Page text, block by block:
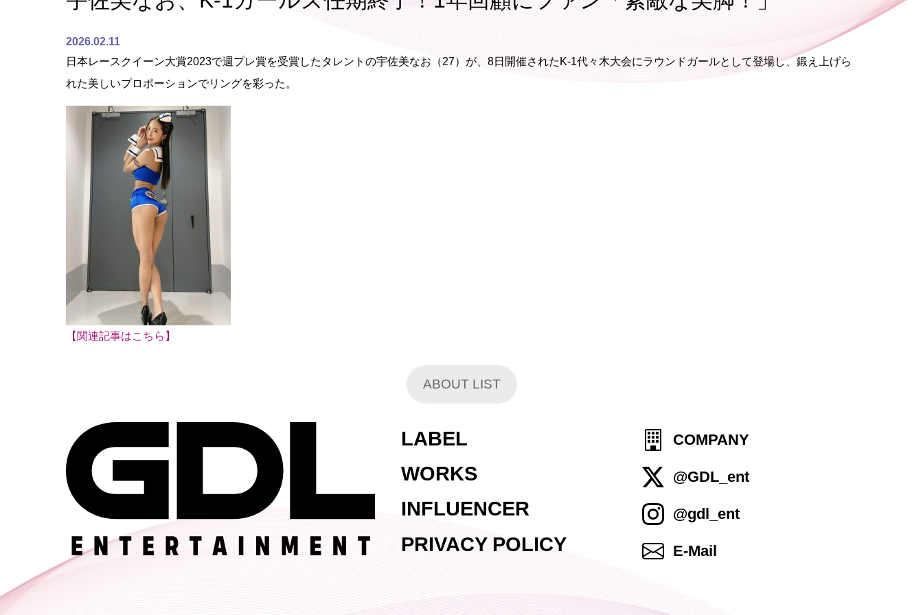
2026.02.11
日本レースクイーン大賞2023で週プレ賞を受賞したタレントの宇佐美なお（27）が、8日開催されたK-1代々木大会にラウンドガールとして登場し、鍛え上げら
れた美しいプロポーションでリングを彩った。
【関連記事はこちら】
ABOUT LIST
LABEL
WORKS
INFLUENCER
PRIVACY POLICY
COMPANY
@GDL_ent
@gdl_ent
E-Mail